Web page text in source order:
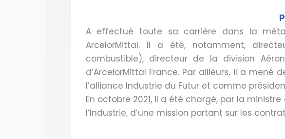
A effectué toute sa carrière dans la
ArcelorMittal. Il a été, notamment,
combustible), directeur de la division
d’ArcelorMittal France. Par ailleurs, il a
l’alliance Industrie du Futur et comme président
En octobre 2021, il a été chargé, par la
l’Industrie, d’une mission portant sur les